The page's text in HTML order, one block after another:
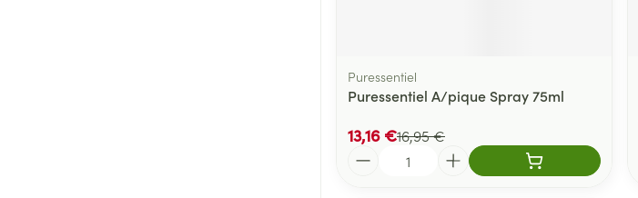
Puressentiel
Puressentiel A/pique Spray 75ml
16,95 €
13,16 €